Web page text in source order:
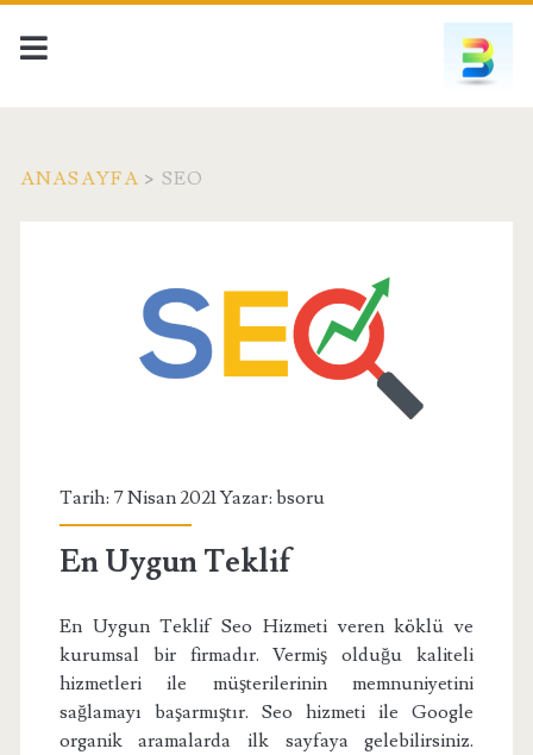
ANASAYFA > SEO
<span>Seo</span>
Tarih: 7 Nisan 2021 Yazar: bsoru
En Uygun Teklif
En Uygun Teklif Seo Hizmeti veren köklü ve
kurumsal bir firmadır. Vermiş olduğu kaliteli
hizmetleri ile müşterilerinin memnuniyetini
sağlamayı başarmıştır. Seo hizmeti ile Google
organik aramalarda ilk sayfaya gelebilirsiniz.